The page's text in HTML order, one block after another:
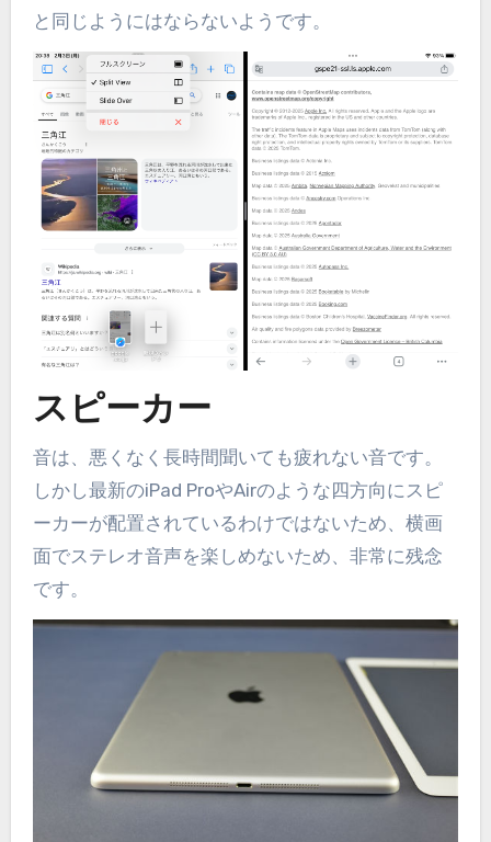
と同じようにはならないようです。
スピーカー
音は、悪くなく長時間聞いても疲れない音です。
しかし最新のiPad ProやAirのような四方向にスピ
ーカーが配置されているわけではないため、横画
面でステレオ音声を楽しめないため、非常に残念
です。